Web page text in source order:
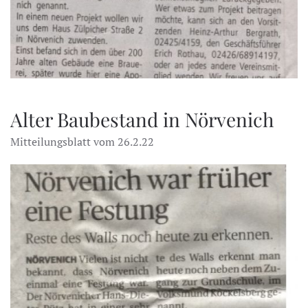
Alter Baubestand in Nörvenich
Mitteilungsblatt vom 26.2.22